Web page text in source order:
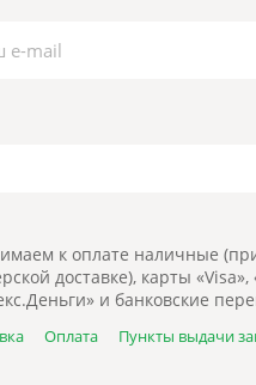
к оплате наличные
доставке), карты
и банковские
Оплата Пункты выдачи